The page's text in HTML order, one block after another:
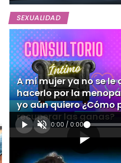
SEXUALIDAD
A mi mujer ya no se le
hacerlo por la
yo aún quiero ¿Cómo
recuperar las ganas?
0:00 / 0:00
[Publicidad]